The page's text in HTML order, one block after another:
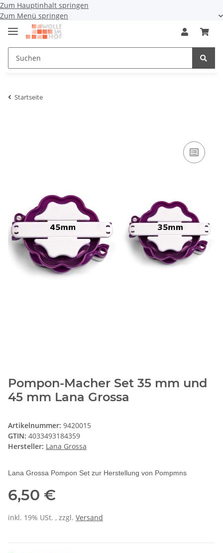
Zum Hauptinhalt springen
Zum Menü springen
Startseite
Pompon-Macher Set 35 mm und
45 mm Lana Grossa
Artikelnummer: 9420015
GTIN: 4033493184359
Hersteller: Lana Grossa
Lana Grossa Pompon Set zur Herstellung von Pompmns
6,50 €
inkl. 19% USt. , zzgl. Versand